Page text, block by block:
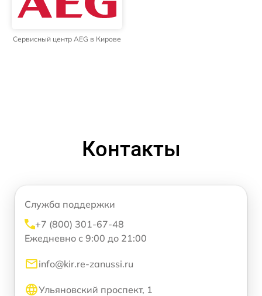
Сервисный центр AEG в Кирове
Контакты
Служба поддержки
+7 (800) 301-67-48
Ежедневно с 9:00 до 21:00
info@kir.re-zanussi.ru
Ульяновский проспект, 1